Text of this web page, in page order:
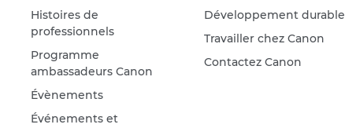
Histoires de
professionnels
Programme
ambassadeurs Canon
Évènements
Événements et
Développement durable
Travailler chez Canon
Contactez Canon